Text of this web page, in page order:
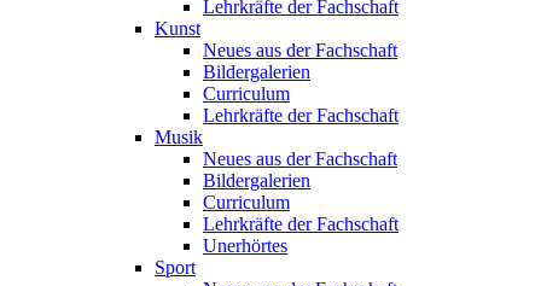
Lehrkräfte der Fachschaft
Kunst
Neues aus der Fachschaft
Bildergalerien
Curriculum
Lehrkräfte der Fachschaft
Musik
Neues aus der Fachschaft
Bildergalerien
Curriculum
Lehrkräfte der Fachschaft
Unerhörtes
Sport